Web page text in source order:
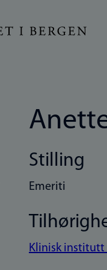
Stilling
Emeriti
Klinisk institutt